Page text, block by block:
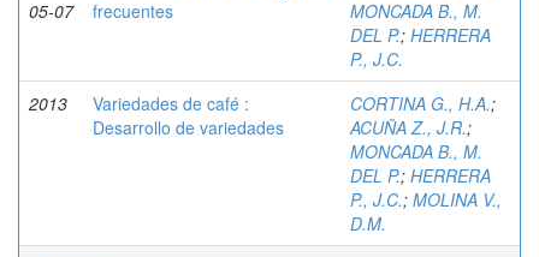
05-07
frecuentes
MONCADA B., M.
DEL P.; HERRERA
P., J.C.
2013
Variedades de café :
Desarrollo de variedades
CORTINA G., H.A.;
ACUÑA Z., J.R.;
MONCADA B., M.
DEL P.; HERRERA
P., J.C.; MOLINA V.,
D.M.